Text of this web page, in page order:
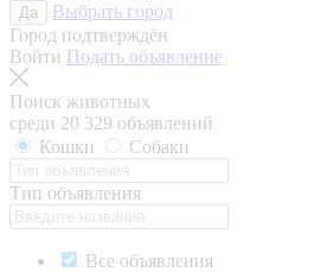
Да
Выбрать город
Город подтверждён
Войти Подать объявление
Поиск животных
среди 20 329 объявлений
Кошки
Собаки
Тип объявления
Все объявления